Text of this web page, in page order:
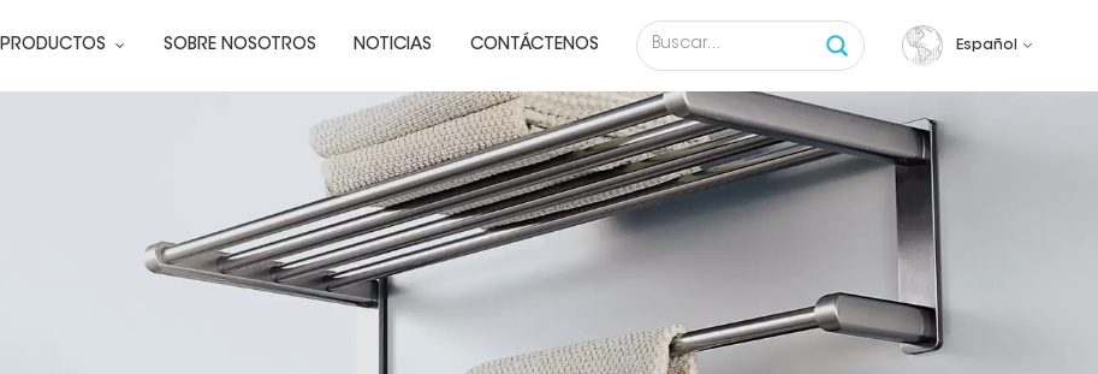
PRODUCTOS SOBRE NOSOTROS NOTICIAS CONTÁCTENOS Español
English
français
русский
español